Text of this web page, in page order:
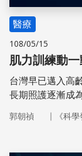
醫療
108/05/15
肌力訓練動
台灣早已邁入高
長期照護逐漸成
關注。
郭朝禎 ｜ 《科